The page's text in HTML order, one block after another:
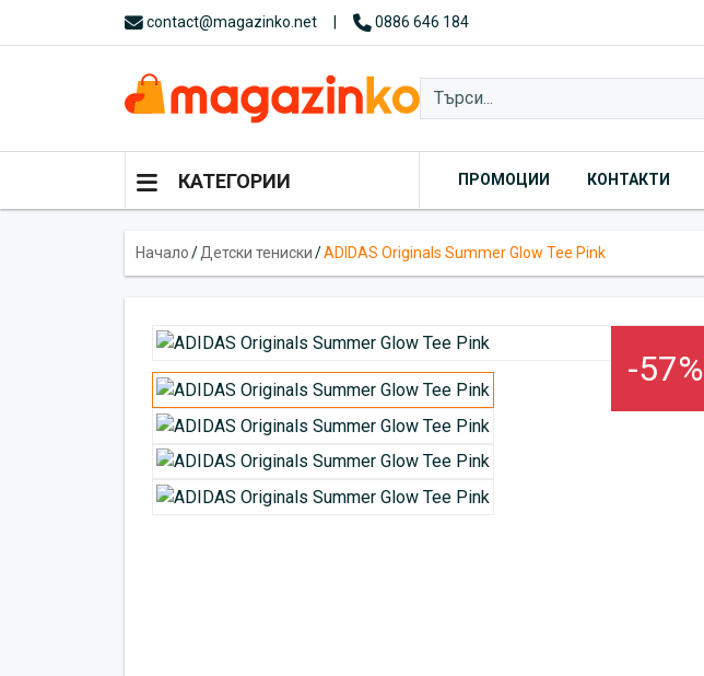
contact@magazinko.net 0886 646 184
КАТЕГОРИИ ПРОМОЦИИ КОНТАКТИ
Начало/Детски тениски/ADIDAS Originals Summer Glow Tee Pink
-57%